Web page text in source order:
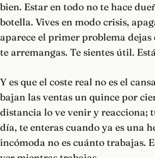
bien. Estar en todo no te hace
botella. Vives en modo crisis,
aparece el primer problema dejas
te arremangas. Te sientes útil.
Y es que el coste real no es el
bajan las ventas un quince por
distancia lo ve venir y reacciona;
día, te enteras cuando ya es una
incómoda no es cuánto trabajas.